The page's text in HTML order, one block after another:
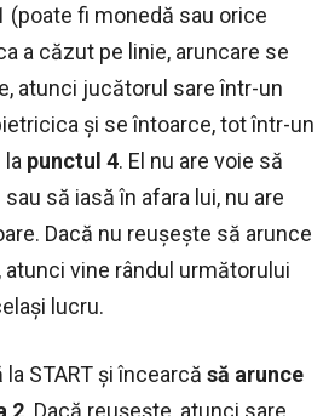
(poate fi monedă sau orice
a căzut pe linie, aruncare se
atunci jucătorul sare într-un
şi se întoarce, tot într-un
punctul 4. El nu are voie să
să iasă în afara lui, nu are
Dacă nu reuşeşte să arunce
vine rândul următorului
lucru.
START şi încearcă să arunce
2. Dacă reuşeşte, atunci sare